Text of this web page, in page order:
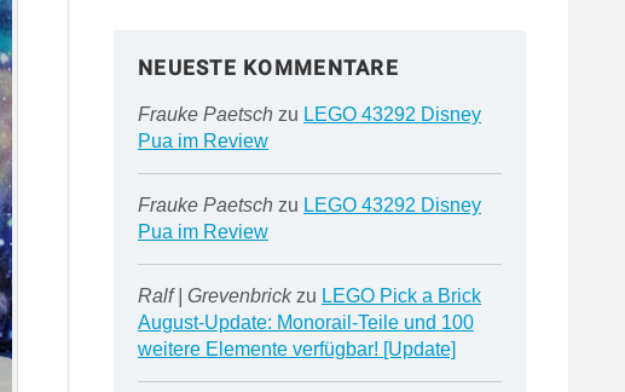
NEUESTE KOMMENTARE
Frauke Paetschzu LEGO 43292 Disney
Pua im Review
Frauke Paetschzu LEGO 43292 Disney
Pua im Review
Ralf | Grevenbrickzu LEGO Pick a Brick
August-Update: Monorail-Teile und 100
weitere Elemente verfügbar! [Update]